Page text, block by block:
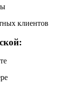
клиентов